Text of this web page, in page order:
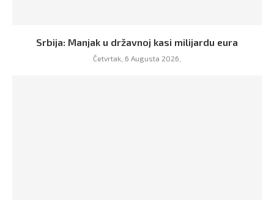
Srbija: Manjak u državnoj kasi milijardu eura
Četvrtak, 6 Augusta 2026,